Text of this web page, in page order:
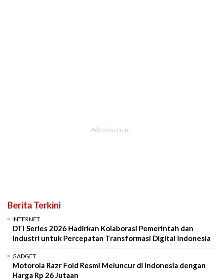
Berita Terkini
INTERNET
DTI Series 2026 Hadirkan Kolaborasi Pemerintah dan
Industri untuk Percepatan Transformasi Digital Indonesia
GADGET
Motorola Razr Fold Resmi Meluncur di Indonesia dengan
Harga Rp 26 Jutaan